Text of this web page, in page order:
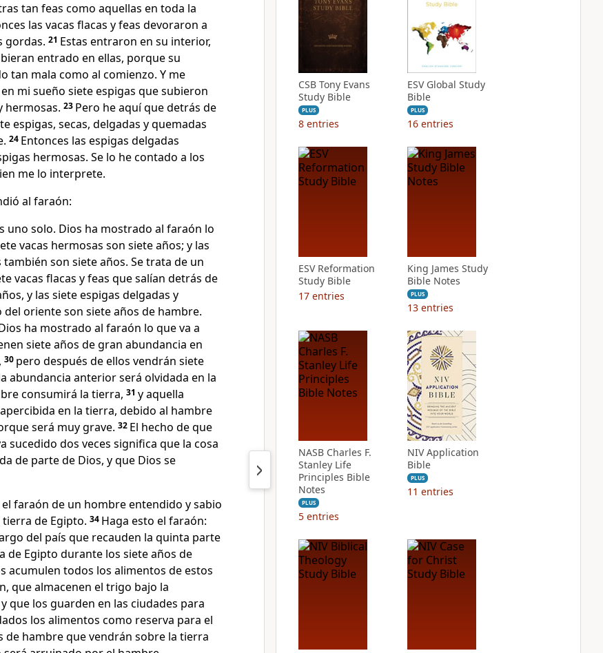
tan feas como aquellas en toda la
las vacas flacas y feas devoraron a
gordas. 21 Estas entraron en su interior,
entrado en ellas, porque su
tan mala como al comienzo. Y me
mi sueño siete espigas que subieron
hermosas. 23 Pero he aquí que detrás de
espigas, secas, delgadas y quemadas
24 Entonces las espigas delgadas
hermosas. Se lo he contado a los
me lo interprete.
al faraón:
uno solo. Dios ha mostrado al faraón lo
vacas hermosas son siete años; y las
son siete años. Se trata de un
vacas flacas y feas que salían detrás de
y las siete espigas delgadas y
oriente son siete años de hambre.
ha mostrado al faraón lo que va a
siete años de gran abundancia en
30 pero después de ellos vendrán siete
abundancia anterior será olvidada en la
consumirá la tierra, 31 y aquella
en la tierra, debido al hambre
será muy grave. 32 El hecho de que
sucedido dos veces significa que la cosa
de parte de Dios, y que Dios se
faraón de un hombre entendido y sabio
de Egipto. 34 Haga esto el faraón:
del país que recauden la quinta parte
de Egipto durante los siete años de
acumulen todos los alimentos de estos
que almacenen el trigo bajo la
que los guarden en las ciudades para
los alimentos como reserva para el
de hambre que vendrán sobre la tierra
CSB Tony Evans
Study Bible
PLUS
8 entries
ESV Global Study
Bible
PLUS
16 entries
ESV Reformation
Study Bible
17 entries
King James Study
Bible Notes
PLUS
13 entries
NASB Charles F.
Stanley Life
Principles Bible
Notes
PLUS
5 entries
NIV Application
Bible
PLUS
11 entries